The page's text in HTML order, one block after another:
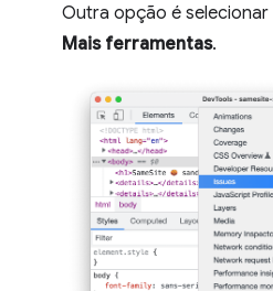
Outra opção é selecionar
Mais ferramentas.